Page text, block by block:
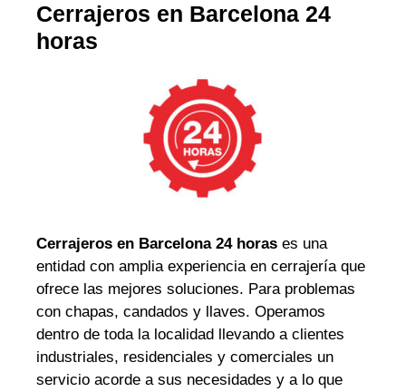
Cerrajeros en Barcelona 24
horas
Cerrajeros en Barcelona 24 horas es una
entidad con amplia experiencia en cerrajería que
ofrece las mejores soluciones. Para problemas
con chapas, candados y llaves. Operamos
dentro de toda la localidad llevando a clientes
industriales, residenciales y comerciales un
servicio acorde a sus necesidades y a lo que